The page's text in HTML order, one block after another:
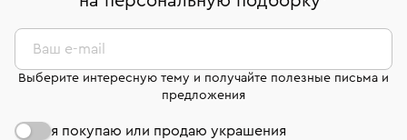
Система быстрых платежей (по QR-коду)
В кредит от Т-Банка (до 50 000 руб., на 3–6 мес.)
сертификаты МГУ и других геммологических
лабораторий
Ваш e-mail
Выберите интересную тему и получайте полезные письма и
предложения
я покупаю или продаю украшения